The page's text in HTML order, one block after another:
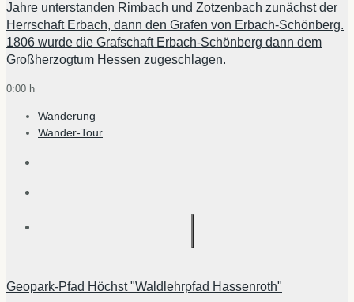
Jahre unterstanden Rimbach und Zotzenbach zunächst der
Herrschaft Erbach, dann den Grafen von Erbach-Schönberg.
1806 wurde die Grafschaft Erbach-Schönberg dann dem
Großherzogtum Hessen zugeschlagen.
0:00 h
Wanderung
Wander-Tour
Geopark-Pfad Höchst "Waldlehrpfad Hassenroth"